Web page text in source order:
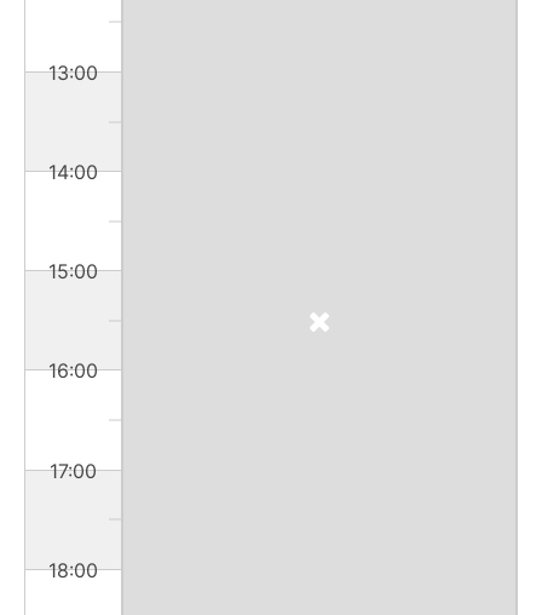
13:00
14:00
15:00
16:00
17:00
18:00